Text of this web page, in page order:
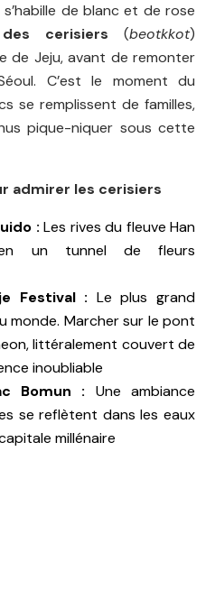
s’habille de blanc et de rose
cerisiers (beotkkot)
de Jeju, avant de remonter
C’est le moment du
se remplissent de familles,
pique-niquer sous cette
admirer les cerisiers
: Les rives du fleuve Han
un tunnel de fleurs
Festival : Le plus grand
monde. Marcher sur le pont
littéralement couvert de
inoubliable
Bomun : Une ambiance
se reflètent dans les eaux
millénaire